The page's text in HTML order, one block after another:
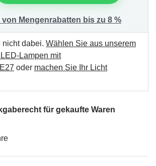
von Mengenrabatten bis zu 8 %
nicht dabei. Wählen Sie aus unserem
Lampen mit
oder machen Sie Ihr Licht
für gekaufte Waren